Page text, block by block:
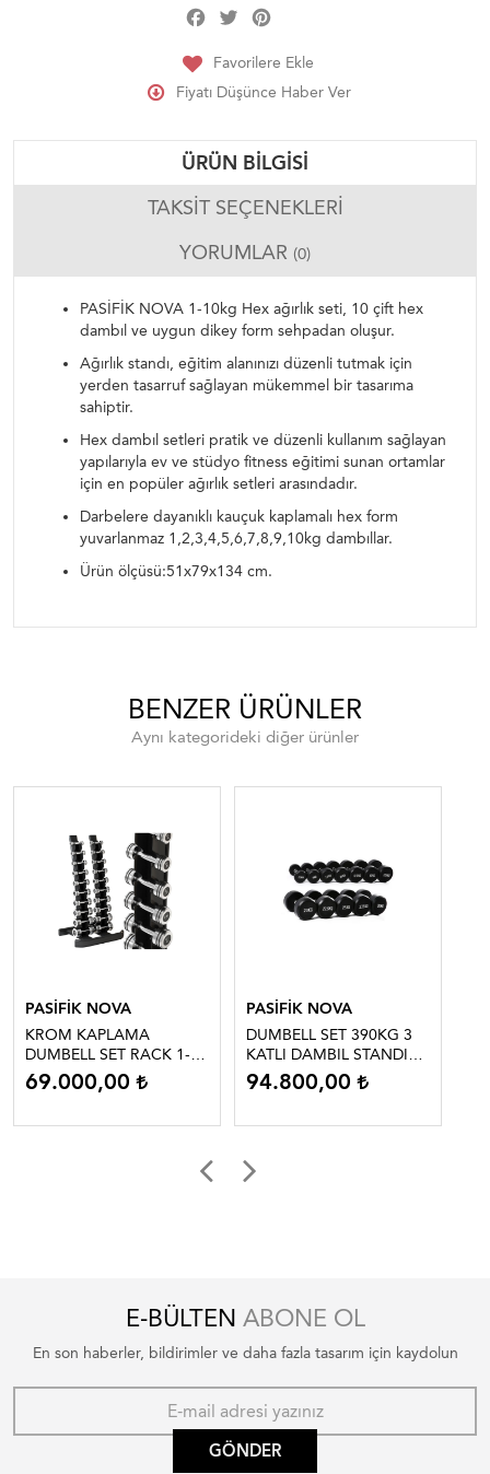
Facebook
Twitter
Favorilere Ekle
Fiyatı Düşünce Haber Ver
ÜRÜN BILGISI
TAKSIT SEÇENEKLERI
YORUMLAR (0)
PASİFİK NOVA 1-10kg Hex ağırlık seti, 10 çift hex
dambıl ve uygun dikey form sehpadan oluşur.
Ağırlık standı, eğitim alanınızı düzenli tutmak için
yerden tasarruf sağlayan mükemmel bir tasarıma
sahiptir.
Hex dambıl setleri pratik ve düzenli kullanım sağlayan
yapılarıyla ev ve stüdyo fitness eğitimi sunan ortamlar
için en popüler ağırlık setleri arasındadır.
Darbelere dayanıklı kauçuk kaplamalı hex form
yuvarlanmaz 1,2,3,4,5,6,7,8,9,10kg dambıllar.
Ürün ölçüsü:51x79x134 cm.
BENZER ÜRÜNLER
Aynı kategorideki diğer ürünler
PASİFİK NOVA
KROM KAPLAMA
DUMBELL SET RACK 1-
10KG
69.000,00
PASİFİK NOVA
DUMBELL SET 390KG 3
KATLI DAMBIL STANDI
HEDİYE
94.800,00
E-BÜLTEN ABONE OL
En son haberler, bildirimler ve daha fazla tasarım için kaydolun
GÖNDER